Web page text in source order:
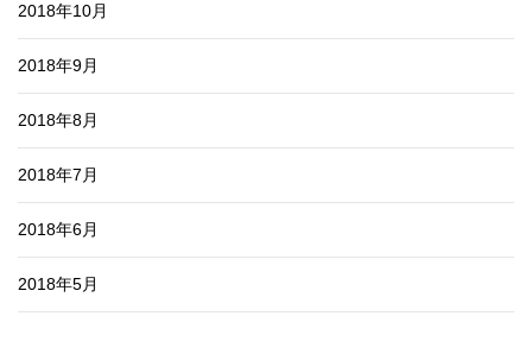
2018年10月
2018年9月
2018年8月
2018年7月
2018年6月
2018年5月